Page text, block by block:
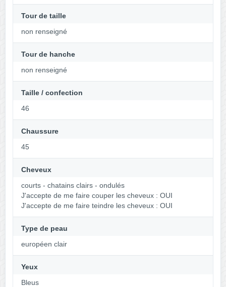
Tour de taille
non renseigné
Tour de hanche
non renseigné
Taille / confection
46
Chaussure
45
Cheveux
courts - chatains clairs - ondulés
J'accepte de me faire couper les cheveux : OUI
J'accepte de me faire teindre les cheveux : OUI
Type de peau
européen clair
Yeux
Bleus